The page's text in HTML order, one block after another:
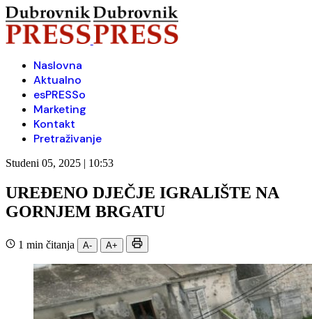
Naslovna
Aktualno
esPRESSo
Marketing
Kontakt
Pretraživanje
Studeni 05, 2025 | 10:53
UREĐENO DJEČJE IGRALIŠTE NA
GORNJEM BRGATU
1 min čitanja A- A+